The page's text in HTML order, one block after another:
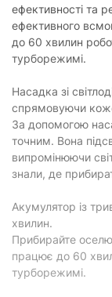
Кількість
рівнів
потужності:
1
Випускний
фільтр:
Рівень шуму:
Об'єм
пилозбірника :
Особливості
Збір рідини:
є
Циклонна
система:
ефективності та
ефективного
до 60 хвилин
турборежимі.
Насадка зі
спрямовуючи
За допомогою
точним. Вона
випромінюючи
знали, де
Акумулятор із
хвилин.
Прибирайте
працює до 60
турборежимі.